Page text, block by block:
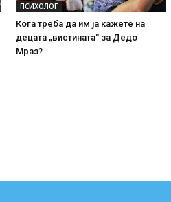
ПСИХОЛОГ
Кога треба да им ја кажете на
децата „вистината“ за Дедо
Мраз?